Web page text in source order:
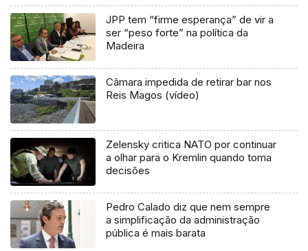
JPP tem “firme esperança” de vir a
ser “peso forte” na política da
Madeira
Câmara impedida de retirar bar nos
Reis Magos (vídeo)
Zelensky critica NATO por continuar
a olhar para o Kremlin quando toma
decisões
Pedro Calado diz que nem sempre
a simplificação da administração
pública é mais barata